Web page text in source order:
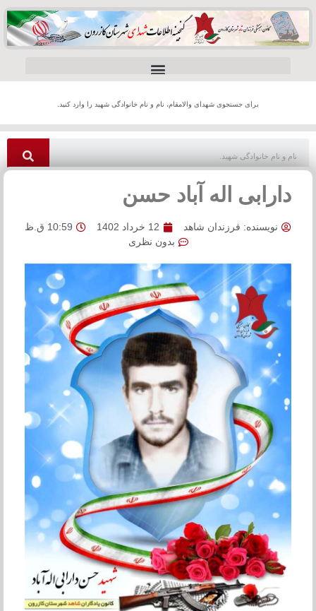
برای جستجوی شهدای والامقام، نام و نام خانوادگی شهید را وارد کنید.
دارابی اله آباد حسن
نویسنده: فرزندان شاهد 12 خرداد 1402
10:59 ق.ظ
بدون نظری